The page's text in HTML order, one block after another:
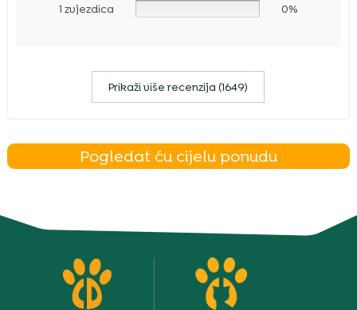
1 zvjezdica 0%
Prikaži više recenzija (1649)
Pogledat ću cijelu ponudu